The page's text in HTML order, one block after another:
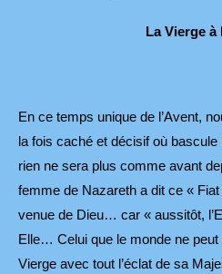
La Vierge à
En ce temps unique de l’Avent,
la fois caché et décisif où bascule
rien ne sera plus comme avant
femme de Nazareth a dit ce «
venue de Dieu… car « aussitôt,
Elle… Celui que le monde ne
Vierge avec tout l’éclat de sa